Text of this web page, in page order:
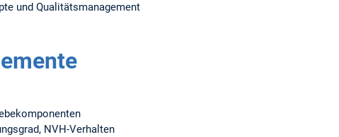
und Qualitätsmanagement
NVH-Verhalten